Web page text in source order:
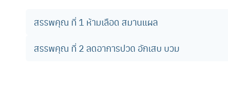
สรรพคุณ ที่ 1 ห้ามเลือด สมานแผล
สรรพคุณ ที่ 2 ลดอาการปวด อักเสบ บวม